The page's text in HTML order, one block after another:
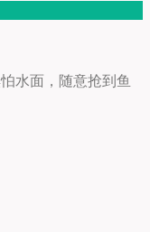
水面，随意抢到鱼